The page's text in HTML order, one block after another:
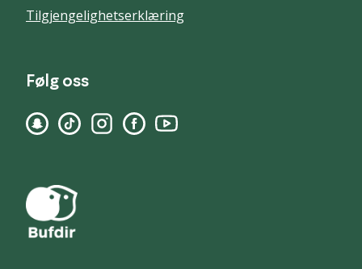
Tilgjengelighetserklæring
Følg oss